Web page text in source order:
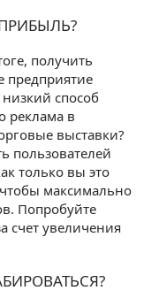
получить
предприятие
способ
реклама в
выставки?
пользователей
только вы это
чтобы максимально
Попробуйте
счет увеличения